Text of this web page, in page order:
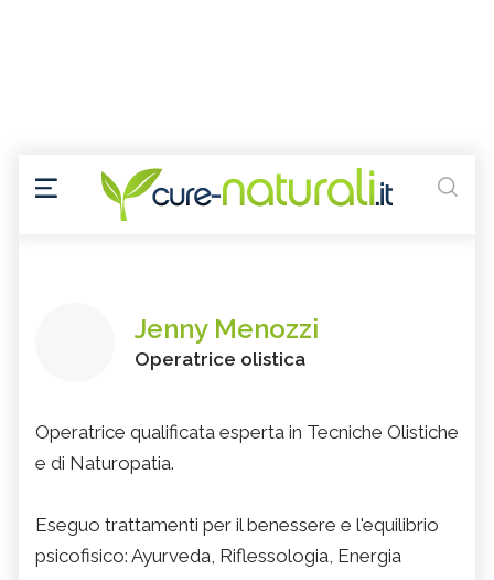
Jenny Menozzi
Operatrice olistica
Operatrice qualificata esperta in Tecniche Olistiche
e di Naturopatia.
Eseguo trattamenti per il benessere e l'equilibrio
psicofisico: Ayurveda, Riflessologia, Energia